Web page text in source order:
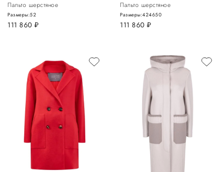
Пальто шерстяное
111 860 руб.
Размеры:52
Пальто шерстяное
111 860 руб.
Размеры:424650